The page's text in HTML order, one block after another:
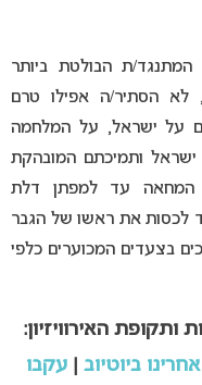
במבי ת’אג, משתתפ/ת אירוויזיון 2024 המתנגד/ת הבולטת ביותר
לא הסתיר/ה אפילו טרם
על ישראל, על המלחמה
ותמיכתם המובהקת
המחאה עד למפתן דלת
לכסות את ראשו של הגבר
בצעדים המכוערים כלפי
האירוויזיון:
ביוטיוב
עקבו